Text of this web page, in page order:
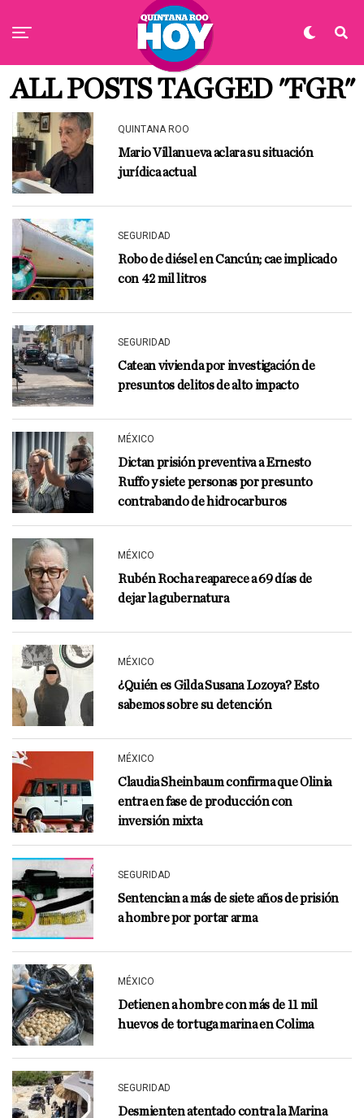
ALL POSTS TAGGED "FGR"
QUINTANA ROO
Mario Villanueva aclara su situación
jurídica actual
SEGURIDAD
Robo de diésel en Cancún; cae implicado
con 42 mil litros
SEGURIDAD
Catean vivienda por investigación de
presuntos delitos de alto impacto
MÉXICO
Dictan prisión preventiva a Ernesto
Ruffo y siete personas por presunto
contrabando de hidrocarburos
MÉXICO
Rubén Rocha reaparece a 69 días de
dejar la gubernatura
MÉXICO
¿Quién es Gilda Susana Lozoya? Esto
sabemos sobre su detención
MÉXICO
Claudia Sheinbaum confirma que Olinia
entra en fase de producción con
inversión mixta
SEGURIDAD
Sentencian a más de siete años de prisión
a hombre por portar arma
MÉXICO
Detienen a hombre con más de 11 mil
huevos de tortuga marina en Colima
SEGURIDAD
Desmienten atentado contra la Marina